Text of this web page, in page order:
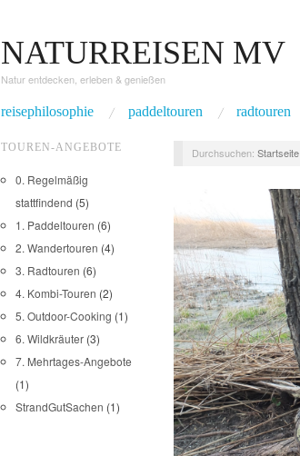
NATURREISEN MV
Natur entdecken, erleben & genießen
reisephilosophie paddeltouren radtouren
TOUREN-ANGEBOTE
0. Regelmäßig
stattfindend (5)
1. Paddeltouren (6)
2. Wandertouren (4)
3. Radtouren (6)
4. Kombi-Touren (2)
5. Outdoor-Cooking (1)
6. Wildkräuter (3)
7. Mehrtages-Angebote
(1)
StrandGutSachen (1)
Durchsuchen: Startseite